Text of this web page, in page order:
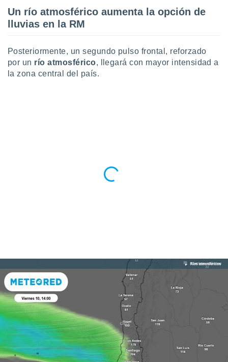
Un río atmosférico aumenta la opción de
lluvias en la RM
Posteriormente, un segundo pulso frontal, reforzado
por un río atmosférico, llegará con mayor intensidad a
la zona central del país.